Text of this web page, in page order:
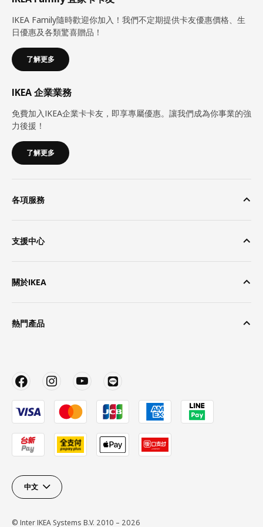
IKEA Family隨時歡迎你加入！我們不定期提供卡友優惠價格、生
日優惠及各類驚喜贈品！
了解更多
IKEA 企業業務
免費加入IKEA企業卡卡友，即享專屬優惠。讓我們成為你事業的強
力後援！
了解更多
各項服務
支援中心
關於IKEA
熱門產品
中文
© Inter IKEA Systems B.V. 2010 – 2026